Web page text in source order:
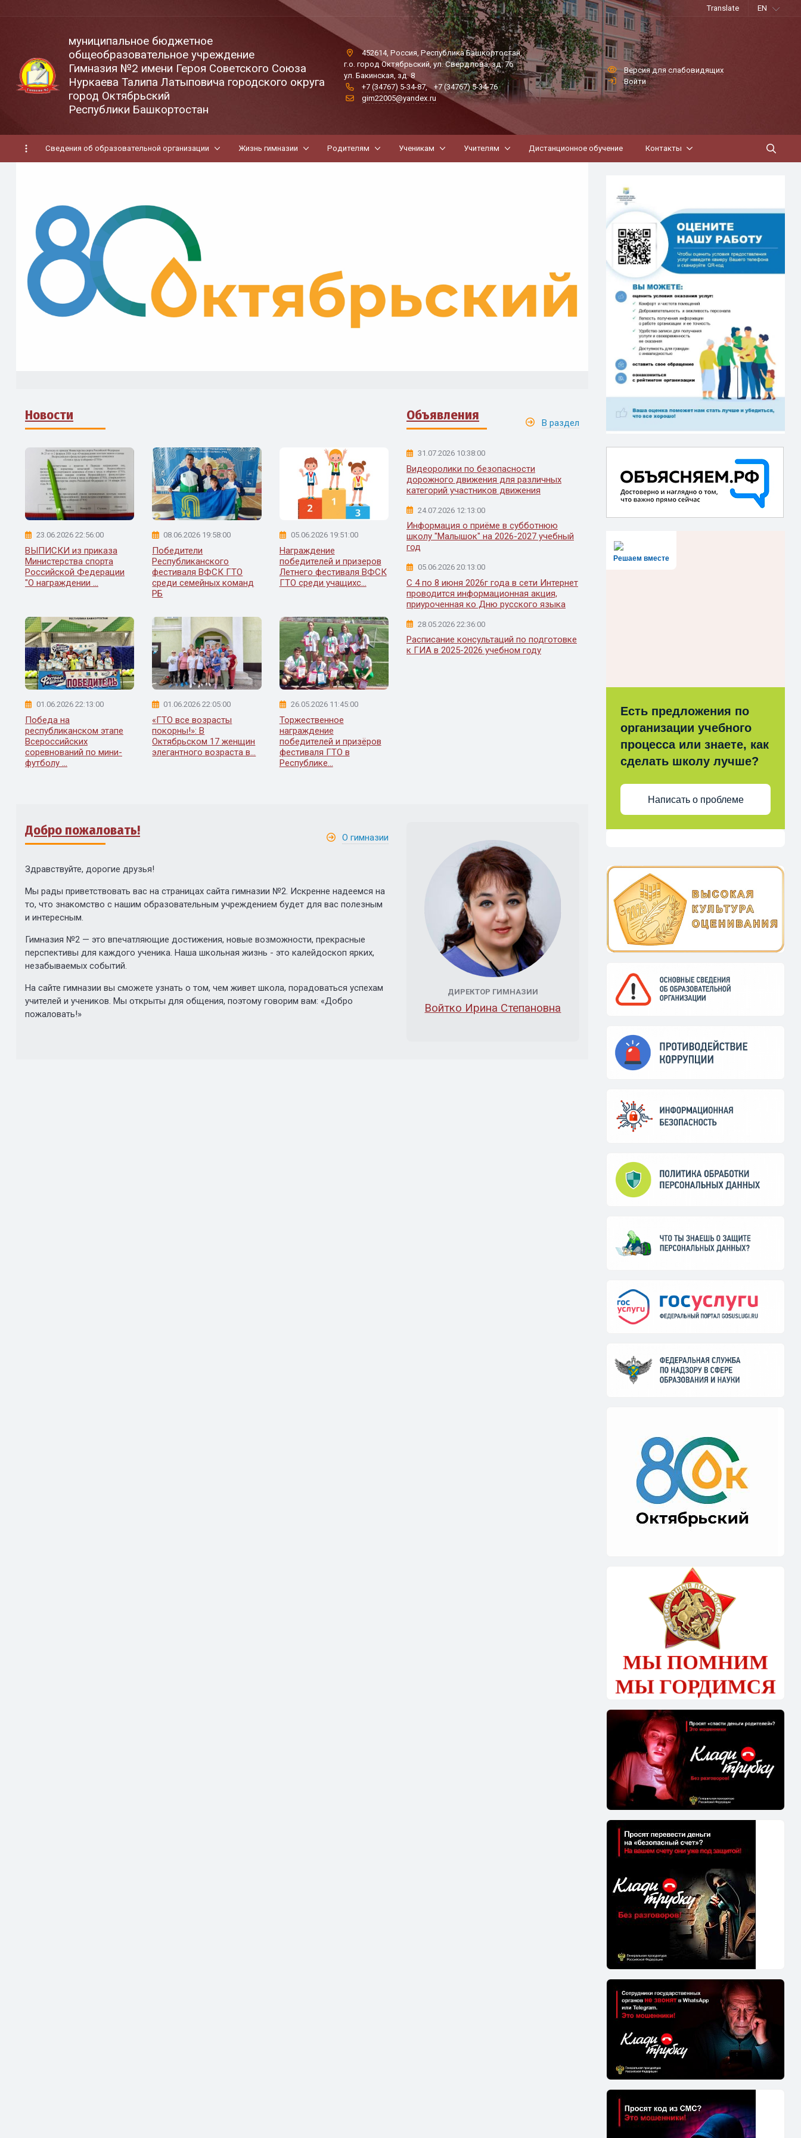
Translate EN
муниципальное бюджетное
общеобразовательное учреждение
Гимназия №2 имени Героя Советского Союза
Нуркаева Талипа Латыповича городского округа
город Октябрьский
Республики Башкортостан
452614, Россия, Республика Башкортостан,
г.о. город Октябрьский, ул. Свердлова, зд. 76
ул. Бакинская, зд. 8
+7 (34767) 5-34-87,
+7 (34767) 5-34-76
gim22005@yandex.ru
Версия для слабовидящих
Войти
Сведения об образовательной организации Жизнь гимназии Родителям Ученикам Учителям Дистанционное обучение Контакты
Новости
23.06.2026 22:56:00
ВЫПИСКИ из приказа
Министерства спорта
Российской Федерации
"О награждении ...
08.06.2026 19:58:00
Победители
Республиканского
фестиваля ВФСК ГТО
среди семейных команд
РБ
05.06.2026 19:51:00
Награждение
победителей и призеров
Летнего фестиваля ВФСК
ГТО среди учащихс...
01.06.2026 22:13:00
Победа на
республиканском этапе
Всероссийских
соревнований по мини-
футболу ...
01.06.2026 22:05:00
«ГТО все возрасты
покорны!»: В
Октябрьском 17 женщин
элегантного возраста в...
26.05.2026 11:45:00
Торжественное
награждение
победителей и призёров
фестиваля ГТО в
Республике...
Объявления В раздел
31.07.2026 10:38:00
Видеоролики по безопасности
дорожного движения для различных
категорий участников движения
24.07.2026 12:13:00
Информация о приёме в субботнюю
школу "Малышок" на 2026-2027 учебный
год
05.06.2026 20:13:00
С 4 по 8 июня 2026г года в сети Интернет
проводится информационная акция,
приуроченная ко Дню русского языка
28.05.2026 22:36:00
Расписание консультаций по подготовке
к ГИА в 2025-2026 учебном году
Добро пожаловать! О гимназии
Здравствуйте, дорогие друзья!
Мы рады приветствовать вас на страницах сайта гимназии №2. Искренне надеемся на
то, что знакомство с нашим образовательным учреждением будет для вас полезным
и интересным.
Гимназия №2 — это впечатляющие достижения, новые возможности, прекрасные
перспективы для каждого ученика. Наша школьная жизнь - это калейдоскоп ярких,
незабываемых событий.
На сайте гимназии вы сможете узнать о том, чем живет школа, порадоваться успехам
учителей и учеников. Мы открыты для общения, поэтому говорим вам: «Добро
пожаловать!»
ДИРЕКТОР ГИМНАЗИИ
Войтко Ирина Степановна
Решаем вместе
Есть предложения по
организации учебного
процесса или знаете, как
сделать школу лучше?
Написать о проблеме